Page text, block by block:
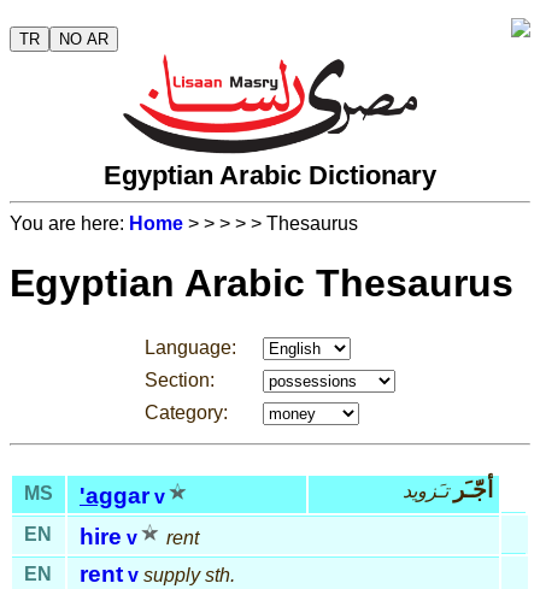
TR NO AR
Egyptian Arabic Dictionary
You are here: Home > > > > > Thesaurus
Egyptian Arabic Thesaurus
Language:
Section:
Category:
MS 'aggar v أجّـَر تـَزويد
EN hire v
rent
EN
rent v supply sth.